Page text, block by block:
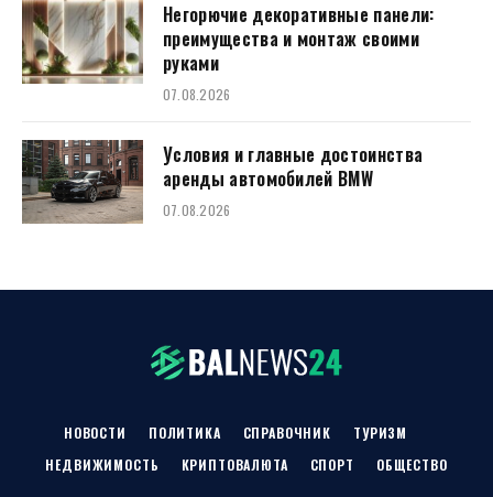
Негорючие декоративные панели:
преимущества и монтаж своими
руками
07.08.2026
Условия и главные достоинства
аренды автомобилей BMW
07.08.2026
НОВОСТИ ПОЛИТИКА СПРАВОЧНИК
ТУРИЗМ
НЕДВИЖИМОСТЬ
КРИПТОВАЛЮТА СПОРТ ОБЩЕСТВО